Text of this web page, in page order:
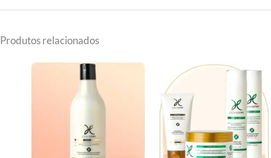
Produtos relacionados